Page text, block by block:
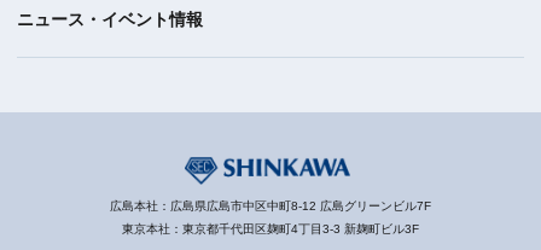
ニュース・イベント情報
広島本社：広島県広島市中区中町8-12 広島グリーンビル7F
東京本社：東京都千代田区麹町4丁目3-3 新麹町ビル3F